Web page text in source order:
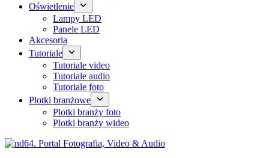
Oświetlenie
Lampy LED
Panele LED
Akcesoria
Tutoriale
Tutoriale video
Tutoriale audio
Tutoriale foto
Plotki branżowe
Plotki branży foto
Plotki branży wideo